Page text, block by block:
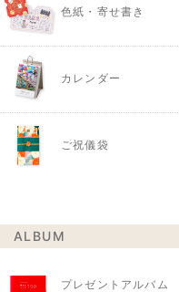
色紙・寄せ書き
カレンダー
ご祝儀袋
ALBUM
プレゼントアルバム